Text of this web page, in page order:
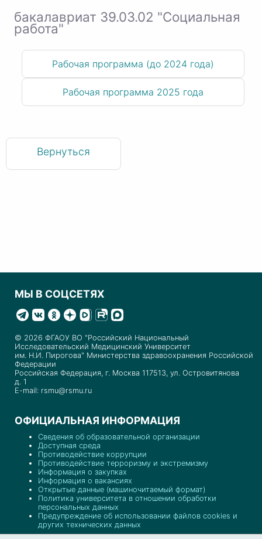
бакалавриат 39.03.02 "Социальная
работа"
Рабочая программа (до 2024 года)
Рабочая программа 2025 года
Вернуться
МЫ В СОЦСЕТЯХ
© 2026 ФГАОУ ВО "Российский Национальный
Исследовательский Медицинский Университет
им. Н.И. Пирогова" Министерства здравоохранения Российской
Федерации
Российская Федерация, г. Москва 117513, ул. Островитянова
д. 1
E-mail: rsmu@rsmu.ru
ОФИЦИАЛЬНАЯ ИНФОРМАЦИЯ
Сведения об образовательной организации
Доступная среда
Противодействие коррупции
Противодействие терроризму и экстремизму
Информация о закупках
Информация о вакансиях
Открытые данные (машиночитаемый формат)
Политика университета в отношении обработки
персональных данных
Предупреждение об использовании файлов cookies и
других технических данных